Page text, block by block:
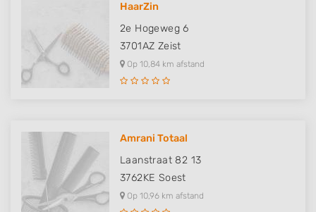
HaarZin
2e Hogeweg 6
3701AZ Zeist
Op 10,84 km afstand
Amrani Totaal
Laanstraat 82 13
3762KE Soest
Op 10,96 km afstand